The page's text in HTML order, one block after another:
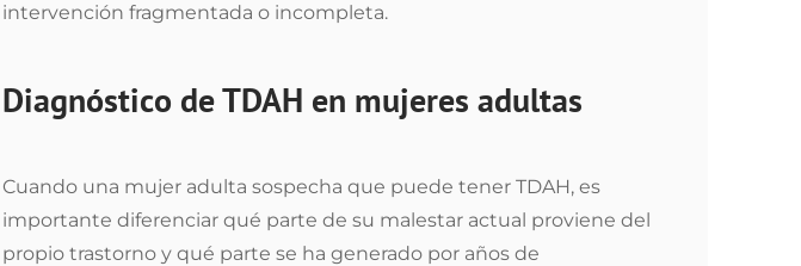
intervención fragmentada o incompleta.
Diagnóstico de TDAH en mujeres adultas
Cuando una mujer adulta sospecha que puede tener TDAH, es
importante diferenciar qué parte de su malestar actual proviene del
propio trastorno y qué parte se ha generado por años de